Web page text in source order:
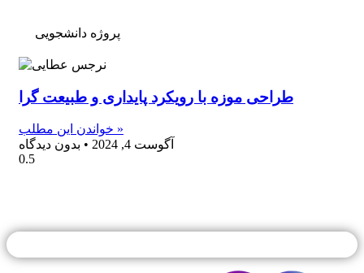
پروژه دانشجویی
طراحی موزه با رویکرد پایداری و طبیعت گرا
خواندن این مطلب »
آگوست 4, 2024
بدون دیدگاه